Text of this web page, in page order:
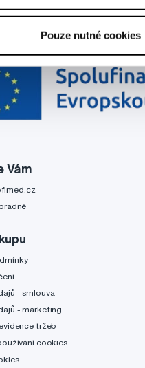
Pouze nutné cookies
Vám
- smlouva
- marketing
tržeb
cookies